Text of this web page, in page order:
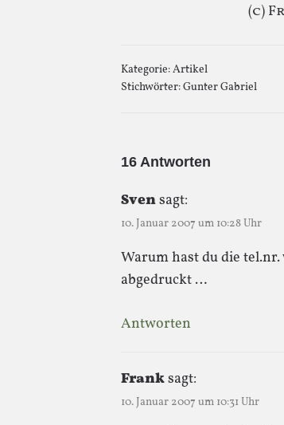
(c)
Kategorie:Artikel
Stichwörter:Gunter Gabriel
16 Antworten
Svensagt:
10. Januar 2007 um 10:28 Uhr
Warum hast du die
abgedruckt …
Antworten
Franksagt:
10. Januar 2007 um 10:31 Uhr